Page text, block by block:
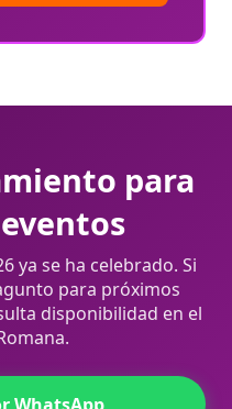
para
ya se ha celebrado. Si
para próximos
disponibilidad en el